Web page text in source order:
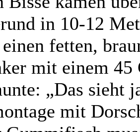
in 10-12
fetten,
mit einem 45
„Das sieht
mit